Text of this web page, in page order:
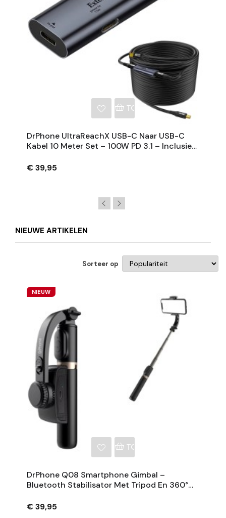
TOEVOEGEN AAN
DrPhone UltraReachX USB-C Naar USB-C
Kabel 10 Meter Set – 100W PD 3.1 – Inclusief
€ 39,95
NIEUWE ARTIKELEN
Sorteer op
NIEUW
TOEVOEGEN AAN
DrPhone Q08 Smartphone Gimbal –
Bluetooth Stabilisator Met Tripod En 360°
€ 39,95